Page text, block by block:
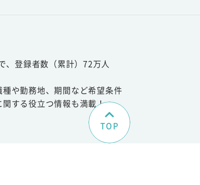
、登録者数（累計）72万人
や勤務地、期間など希望条件
する役立つ情報も満載！
TOP